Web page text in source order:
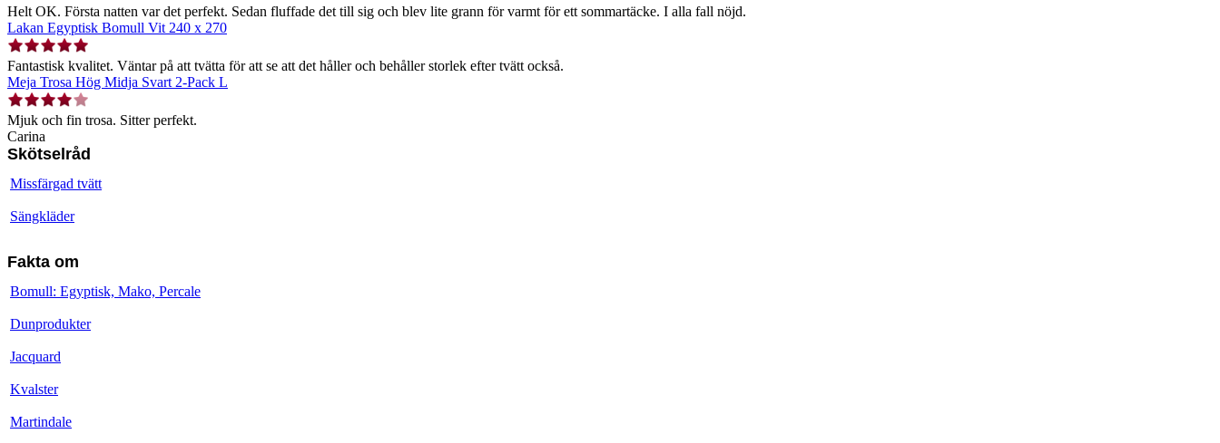
Helt OK. Första natten var det perfekt. Sedan fluffade det till sig och blev lite grann för varmt för ett sommartäcke. I alla fall nöjd.
Lakan Egyptisk Bomull Vit 240 x 270
Fantastisk kvalitet. Väntar på att tvätta för att se att det håller och behåller storlek efter tvätt också.
Meja Trosa Hög Midja Svart 2-Pack L
Mjuk och fin trosa. Sitter perfekt.
Carina
Skötselråd
Missfärgad tvätt
Sängkläder
Fakta om
Bomull: Egyptisk, Mako, Percale
Dunprodukter
Jacquard
Kvalster
Martindale